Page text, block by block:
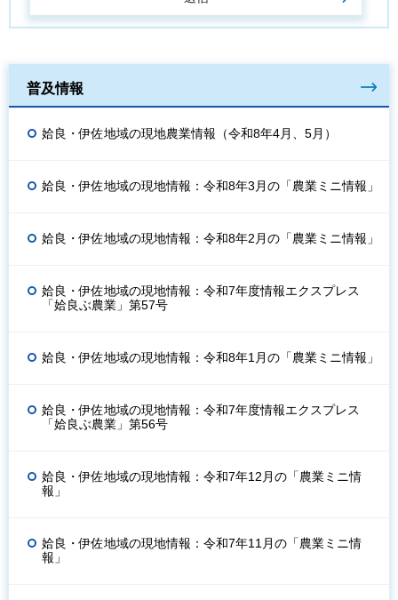
普及情報
姶良・伊佐地域の現地農業情報（令和8年4月、5月）
姶良・伊佐地域の現地情報：令和8年3月の「農業ミニ情報」
姶良・伊佐地域の現地情報：令和8年2月の「農業ミニ情報」
姶良・伊佐地域の現地情報：令和7年度情報エクスプレス
「姶良ぶ農業」第57号
姶良・伊佐地域の現地情報：令和8年1月の「農業ミニ情報」
姶良・伊佐地域の現地情報：令和7年度情報エクスプレス
「姶良ぶ農業」第56号
姶良・伊佐地域の現地情報：令和7年12月の「農業ミニ情
報」
姶良・伊佐地域の現地情報：令和7年11月の「農業ミニ情
報」